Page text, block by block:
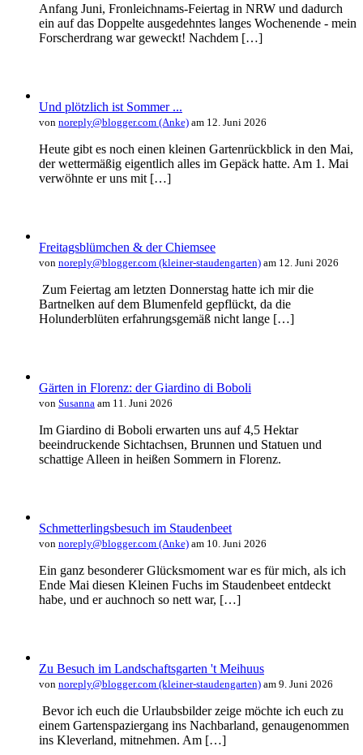
Anfang Juni, Fronleichnams-Feiertag in NRW und dadurch
ein auf das Doppelte ausgedehntes langes Wochenende - mein
Forscherdrang war geweckt! Nachdem […]
Und plötzlich ist Sommer ...
von noreply@blogger.com (Anke) am 12. Juni 2026
Heute gibt es noch einen kleinen Gartenrückblick in den Mai,
der wettermäßig eigentlich alles im Gepäck hatte. Am 1. Mai
verwöhnte er uns mit […]
Freitagsblümchen & der Chiemsee
von noreply@blogger.com (kleiner-staudengarten) am 12. Juni 2026
Zum Feiertag am letzten Donnerstag hatte ich mir die
Bartnelken auf dem Blumenfeld gepflückt, da die
Holunderblüten erfahrungsgemäß nicht lange […]
Gärten in Florenz: der Giardino di Boboli
von Susanna am 11. Juni 2026
Im Giardino di Boboli erwarten uns auf 4,5 Hektar
beeindruckende Sichtachsen, Brunnen und Statuen und
schattige Alleen in heißen Sommern in Florenz.
Schmetterlingsbesuch im Staudenbeet
von noreply@blogger.com (Anke) am 10. Juni 2026
Ein ganz besonderer Glücksmoment war es für mich, als ich
Ende Mai diesen Kleinen Fuchs im Staudenbeet entdeckt
habe, und er auchnoch so nett war, […]
Zu Besuch im Landschaftsgarten 't Meihuus
von noreply@blogger.com (kleiner-staudengarten) am 9. Juni 2026
Bevor ich euch die Urlaubsbilder zeige möchte ich euch zu
einem Gartenspaziergang ins Nachbarland, genaugenommen
ins Kleverland, mitnehmen. Am […]